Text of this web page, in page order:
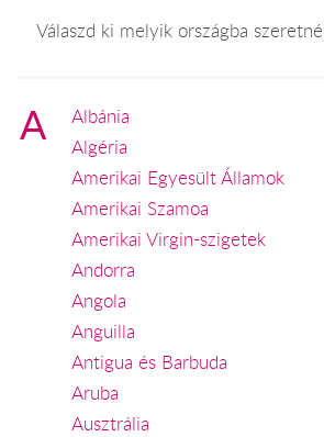
Válaszd ki melyik országba
A
Albánia
Algéria
Amerikai Egyesült Államok
Amerikai Szamoa
Amerikai Virgin-szigetek
Andorra
Angola
Anguilla
Antigua és Barbuda
Aruba
Ausztrália